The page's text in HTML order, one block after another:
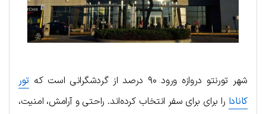
شهر تورنتو دروازه ورود ۹۰ درصد از گردشگرانی است که
تور
کانادا را برای برای سفر انتخاب کرده‌اند. راحتی و آرامش، امنیت،